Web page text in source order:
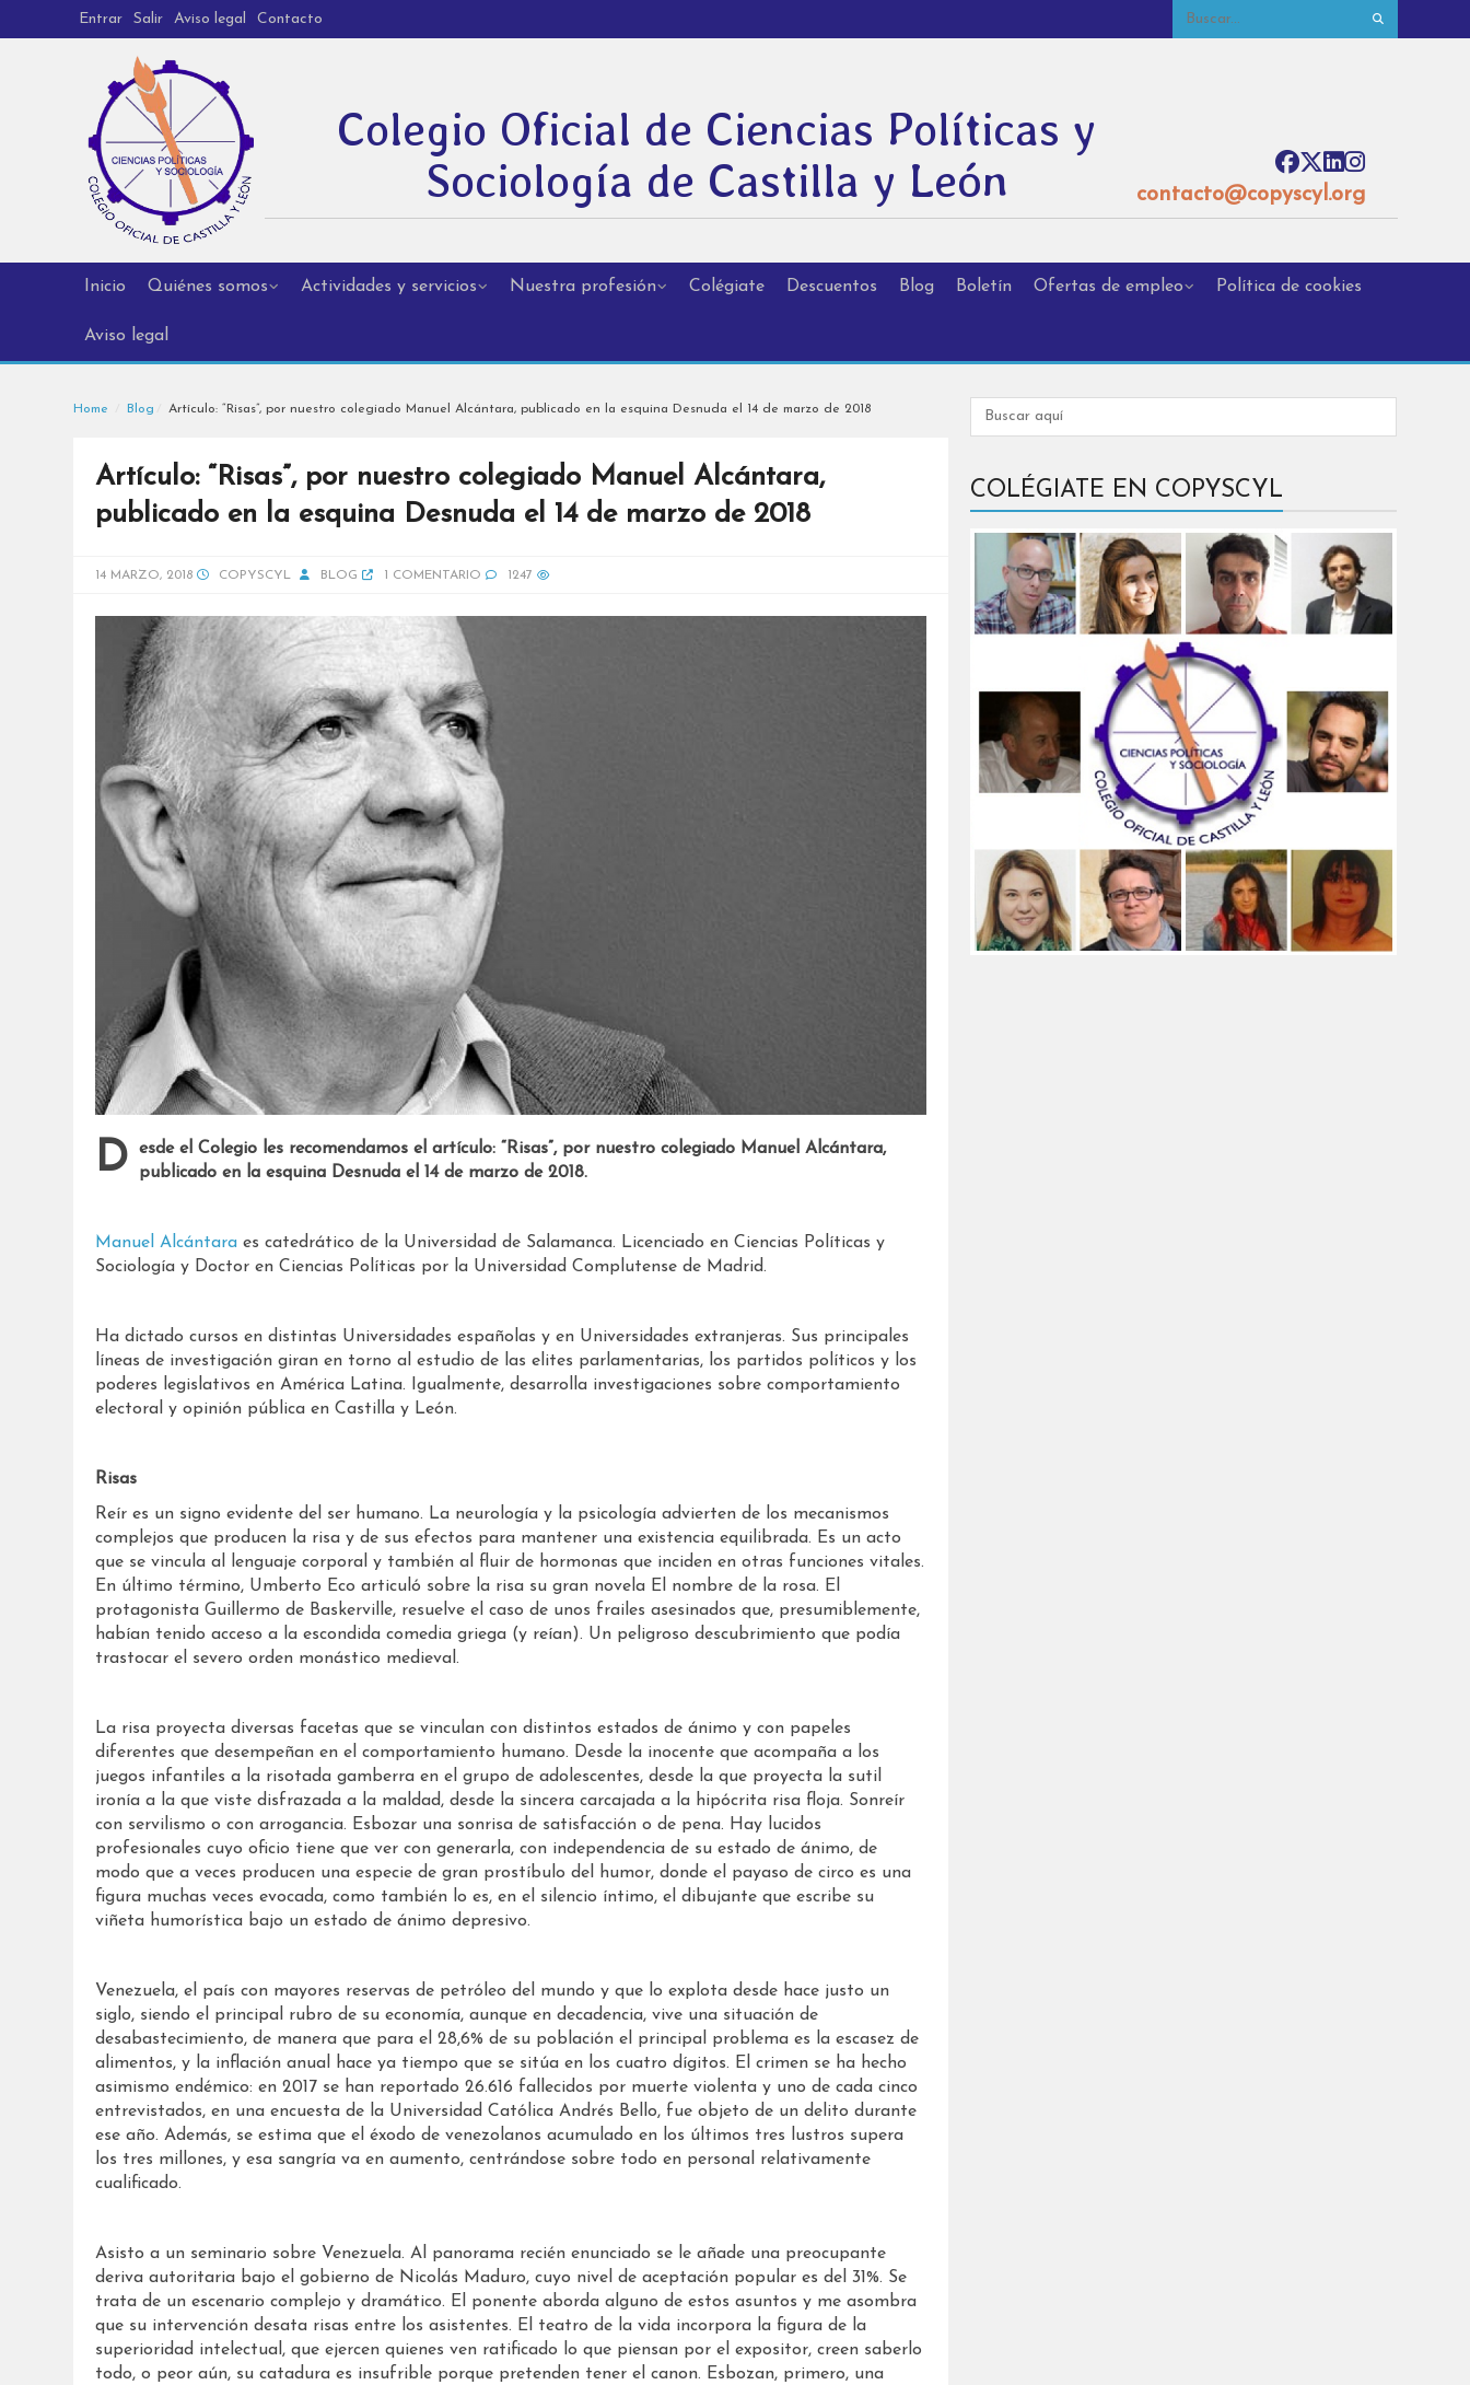
Entrar Salir Aviso legal Contacto
Colegio Oficial de Ciencias Políticas y
Sociología de Castilla y León
contacto@copyscyl.org
Inicio Quiénes somos Actividades y servicios Nuestra profesión Colégiate Descuentos Blog Boletín Ofertas de empleo Política de cookies
Aviso legal
Home Blog Artículo: “Risas”, por nuestro colegiado Manuel Alcántara, publicado en la esquina Desnuda el 14 de marzo de 2018
Artículo: “Risas”, por nuestro colegiado Manuel Alcántara,
publicado en la esquina Desnuda el 14 de marzo de 2018
14 MARZO, 2018 COPYSCYL BLOG 1 COMENTARIO 1247
Desde el Colegio les recomendamos el artículo: “Risas”, por nuestro colegiado Manuel Alcántara, publicado en la esquina Desnuda el 14 de marzo de 2018.
Manuel Alcántaraes catedrático de la Universidad de Salamanca. Licenciado en Ciencias Políticas y
Sociología y Doctor en Ciencias Políticas por la Universidad Complutense de Madrid.
Ha dictado cursos en distintas Universidades españolas y en Universidades extranjeras. Sus principales
líneas de investigación giran en torno al estudio de las elites parlamentarias, los partidos políticos y los
poderes legislativos en América Latina. Igualmente, desarrolla investigaciones sobre comportamiento
electoral y opinión pública en Castilla y León.
Risas
Reír es un signo evidente del ser humano. La neurología y la psicología advierten de los mecanismos
complejos que producen la risa y de sus efectos para mantener una existencia equilibrada. Es un acto
que se vincula al lenguaje corporal y también al fluir de hormonas que inciden en otras funciones vitales.
En último término, Umberto Eco articuló sobre la risa su gran novela El nombre de la rosa. El
protagonista Guillermo de Baskerville, resuelve el caso de unos frailes asesinados que, presumiblemente,
habían tenido acceso a la escondida comedia griega (y reían). Un peligroso descubrimiento que podía
trastocar el severo orden monástico medieval.
La risa proyecta diversas facetas que se vinculan con distintos estados de ánimo y con papeles
diferentes que desempeñan en el comportamiento humano. Desde la inocente que acompaña a los
juegos infantiles a la risotada gamberra en el grupo de adolescentes, desde la que proyecta la sutil
ironía a la que viste disfrazada a la maldad, desde la sincera carcajada a la hipócrita risa floja. Sonreír
con servilismo o con arrogancia. Esbozar una sonrisa de satisfacción o de pena. Hay lucidos
profesionales cuyo oficio tiene que ver con generarla, con independencia de su estado de ánimo, de
modo que a veces producen una especie de gran prostíbulo del humor, donde el payaso de circo es una
figura muchas veces evocada, como también lo es, en el silencio íntimo, el dibujante que escribe su
viñeta humorística bajo un estado de ánimo depresivo.
Venezuela, el país con mayores reservas de petróleo del mundo y que lo explota desde hace justo un
siglo, siendo el principal rubro de su economía, aunque en decadencia, vive una situación de
desabastecimiento, de manera que para el 28,6% de su población el principal problema es la escasez de
alimentos, y la inflación anual hace ya tiempo que se sitúa en los cuatro dígitos. El crimen se ha hecho
asimismo endémico: en 2017 se han reportado 26.616 fallecidos por muerte violenta y uno de cada cinco
entrevistados, en una encuesta de la Universidad Católica Andrés Bello, fue objeto de un delito durante
ese año. Además, se estima que el éxodo de venezolanos acumulado en los últimos tres lustros supera
los tres millones, y esa sangría va en aumento, centrándose sobre todo en personal relativamente
cualificado.
Asisto a un seminario sobre Venezuela. Al panorama recién enunciado se le añade una preocupante
deriva autoritaria bajo el gobierno de Nicolás Maduro, cuyo nivel de aceptación popular es del 31%. Se
trata de un escenario complejo y dramático. El ponente aborda alguno de estos asuntos y me asombra
que su intervención desata risas entre los asistentes. El teatro de la vida incorpora la figura de la
superioridad intelectual, que ejercen quienes ven ratificado lo que piensan por el expositor, creen saberlo
todo, o peor aún, su catadura es insufrible porque pretenden tener el canon. Esbozan, primero, una
COLÉGIATE EN COPYSCYL